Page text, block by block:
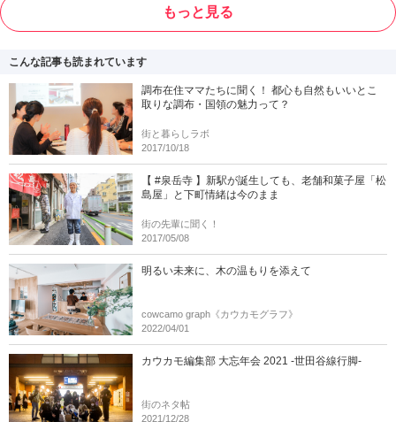
もっと見る
こんな記事も読まれています
調布在住ママたちに聞く！ 都心も自然もいいとこ
取りな調布・国領の魅力って？
街と暮らしラボ
2017/10/18
【 #泉岳寺 】新駅が誕生しても、老舗和菓子屋「松
島屋」と下町情緒は今のまま
街の先輩に聞く！
2017/05/08
明るい未来に、木の温もりを添えて
cowcamo graph《カウカモグラフ》
2022/04/01
カウカモ編集部 大忘年会 2021 -世田谷線行脚-
街のネタ帖
2021/12/28